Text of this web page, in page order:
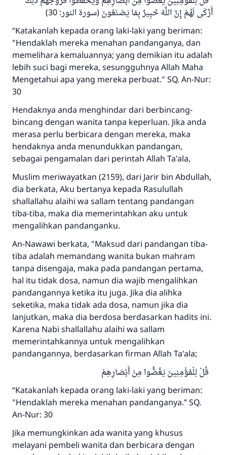
أَزْكَى لَهُمْ إِنَّ اللَّهَ خَبِيرٌ بِمَا يَصْنَعُونَ (سورة النور: 30)
“Katakanlah kepada orang laki-laki yang beriman:
"Hendaklah mereka menahan pandanganya, dan
memelihara kemaluannya; yang demikian itu adalah
lebih suci bagi mereka, sesungguhnya Allah Maha
Mengetahui apa yang mereka perbuat." SQ. An-Nur:
30
Hendaknya anda menghindar dari berbincang-
bincang dengan wanita tanpa keperluan. Jika anda
merasa perlu berbicara dengan mereka, maka
hendaknya anda menundukkan pandangan,
sebagai pengamalan dari perintah Allah Ta'ala,
Muslim meriwayatkan (2159), dari Jarir bin Abdullah,
dia berkata, Aku bertanya kepada Rasulullah
shallallahu alaihi wa sallam tentang pandangan
tiba-tiba, maka dia memerintahkan aku untuk
mengalihkan pandanganku.
An-Nawawi berkata, "Maksud dari pandangan tiba-
tiba adalah memandang wanita bukan mahram
tanpa disengaja, maka pada pandangan pertama,
hal itu tidak dosa, namun dia wajib mengalihkan
pandangannya ketika itu juga. Jika dia alihka
seketika, maka tidak ada dosa, namun jika dia
lanjutkan, maka dia berdosa berdasarkan hadits ini.
Karena Nabi shallallahu alaihi wa sallam
memerintahkannya untuk mengalihkan
pandangannya, berdasarkan firman Allah Ta'ala;
قُلْ لِلْمُؤْمِنِينَ يَغُضُّوا مِنْ أَبْصَارِهِمْ
“Katakanlah kepada orang laki-laki yang beriman:
"Hendaklah mereka menahan pandanganya.” SQ.
An-Nur: 30
Jika memungkinkan ada wanita yang khusus
melayani pembeli wanita dan berbicara dengan